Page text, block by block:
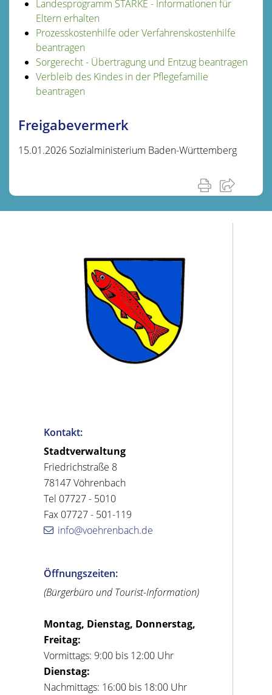
Landesprogramm STÄRKE - Informationen für
Eltern erhalten
Prozesskostenhilfe oder Verfahrenskostenhilfe
beantragen
Sorgerecht - Übertragung und Entzug beantragen
Verbleib des Kindes in der Pflegefamilie
beantragen
Freigabevermerk
15.01.2026 Sozialministerium Baden-Württemberg
Kontakt:
Stadtverwaltung
Friedrichstraße 8
78147 Vöhrenbach
Tel 07727 - 5010
Fax 07727 - 501-119
info@voehrenbach.de
Öffnungszeiten:
(Bürgerbüro und Tourist-Information)
Montag, Dienstag, Donnerstag,
Freitag:
Vormittags: 9:00 bis 12:00 Uhr
Dienstag:
Nachmittags: 16:00 bis 18:00 Uhr